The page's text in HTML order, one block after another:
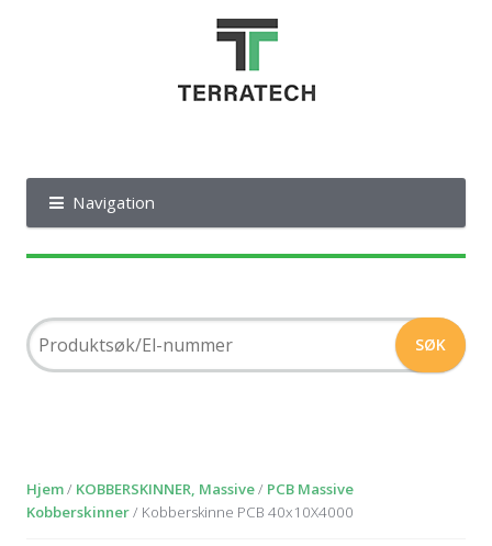
Navigation
Hjem/ KOBBERSKINNER, Massive/ PCB Massive
Kobberskinner/ Kobberskinne PCB 40x10X4000